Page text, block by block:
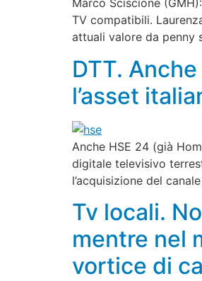
Marco Sciscione
TV compatibili.
attuali valore da penny
DTT.
l’asset
Anche HSE 24 (già
digitale televisivo
l’acquisizione del
Tv locali.
mentre nel
vortice di